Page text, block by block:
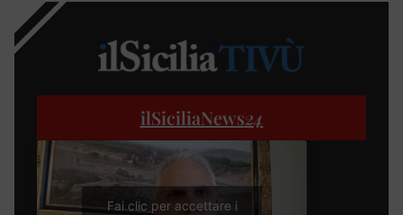
ilSiciliaNews24
Fai clic per accettare i